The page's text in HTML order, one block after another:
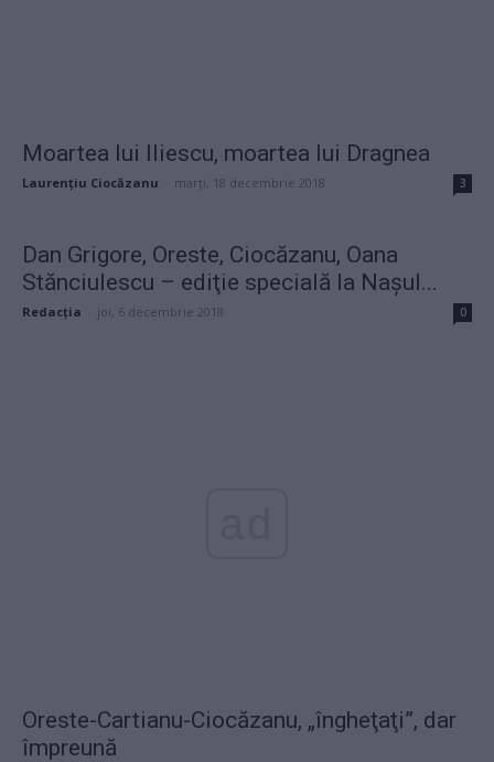
Moartea lui Iliescu, moartea lui Dragnea
Laurențiu Ciocăzanu marți, 18 decembrie 2018 3
Dan Grigore, Oreste, Ciocăzanu, Oana
Stănciulescu – ediţie specială la Naşul...
Redacţia joi, 6 decembrie 2018 0
Oreste-Cartianu-Ciocăzanu, „îngheţaţi”, dar
împreună